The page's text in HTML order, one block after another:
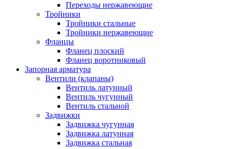
Переходы нержавеющие
Тройники
Тройники стальные
Тройники нержавеющие
Фланцы
Фланец плоский
Фланец воротниковый
Запорная арматура
Вентили (клапаны)
Вентиль латунный
Вентиль чугунный
Вентиль стальной
Задвижки
Задвижка чугунная
Задвижка латунная
Задвижка стальная